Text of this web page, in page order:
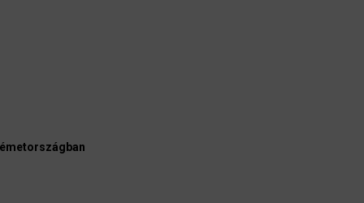
bírák és ügyészek szerint a német politikának mielőbb meg